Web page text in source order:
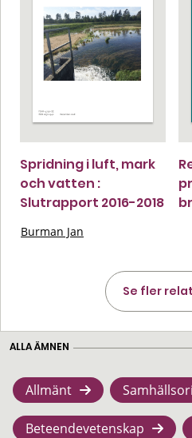
Spridning i luft, mark
och vatten :
Slutrapport 2016-2018
Burman Jan
Se fler
ALLA ÄMNEN
Allmänt
Beteendevetenskap